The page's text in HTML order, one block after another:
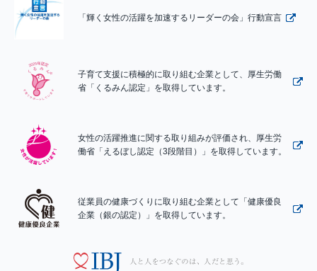
「輝く女性の活躍を加速するリーダーの会」行動宣言
子育て支援に積極的に取り組む企業として、厚生労働
省「くるみん認定」を取得しています。
女性の活躍推進に関する取り組みが評価され、厚生労
働省「えるぼし認定（3段階目）」を取得しています。
従業員の健康づくりに取り組む企業として「健康優良
企業（銀の認定）」を取得しています。